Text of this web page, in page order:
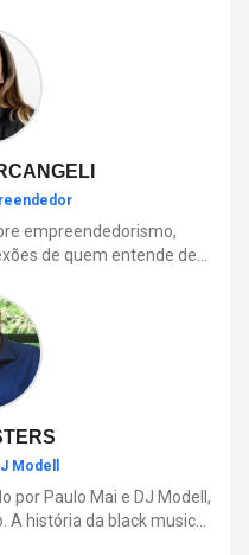
dos motoristas.
empreendedorismo,
de quem entende de
Modell
por Paulo Mai e DJ Modell,
A história da black music